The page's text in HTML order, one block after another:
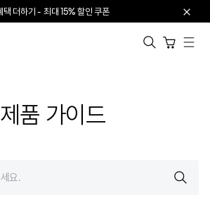
택 더하기 - 최대 15% 할인 쿠폰
카트 열기
제품 가이드